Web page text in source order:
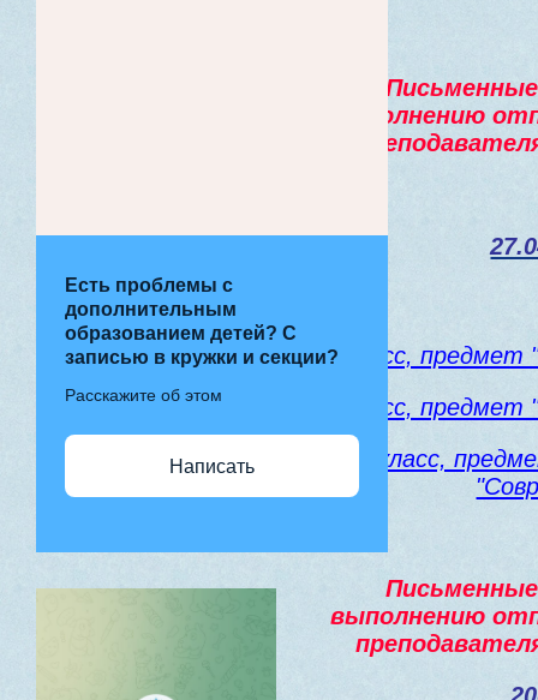
Есть проблемы с
дополнительным
образованием детей? С
записью в кружки и секции?
Расскажите об этом
Написать
выполнению
6 класс, предмет
7 класс,
8 класс,
выполнению